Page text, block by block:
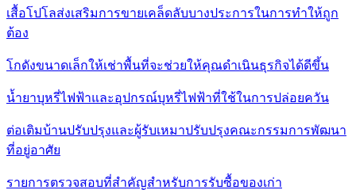
เสื้อโปโลส่งเสริมการขายเคล็ดลับบางประการในการทำให้ถูก
ต้อง
โกดังขนาดเล็กให้เช่าพื้นที่จะช่วยให้คุณดำเนินธุรกิจได้ดีขึ้น
น้ำยาบุหรี่ไฟฟ้าและอุปกรณ์บุหรี่ไฟฟ้าที่ใช้ในการปล่อยควัน
ต่อเติมบ้านปรับปรุงและผู้รับเหมาปรับปรุงคณะกรรมการพัฒนา
ที่อยู่อาศัย
รายการตรวจสอบที่สำคัญสำหรับการรับซื้อของเก่า